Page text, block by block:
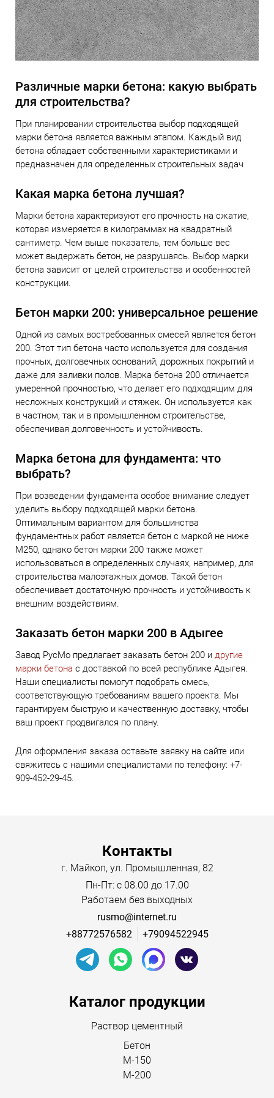
Различные марки бетона: какую выбрать
для строительства?
При планировании строительства выбор подходящей
марки бетона является важным этапом. Каждый вид
бетона обладает собственными характеристиками и
предназначен для определенных строительных задач
Какая марка бетона лучшая?
Марки бетона характеризуют его прочность на сжатие,
которая измеряется в килограммах на квадратный
сантиметр. Чем выше показатель, тем больше вес
может выдержать бетон, не разрушаясь. Выбор марки
бетона зависит от целей строительства и особенностей
конструкции.
Бетон марки 200: универсальное решение
Одной из самых востребованных смесей является бетон
200. Этот тип бетона часто используется для создания
прочных, долговечных оснований, дорожных покрытий и
даже для заливки полов. Марка бетона 200 отличается
умеренной прочностью, что делает его подходящим для
несложных конструкций и стяжек. Он используется как
в частном, так и в промышленном строительстве,
обеспечивая долговечность и устойчивость.
Марка бетона для фундамента: что
выбрать?
При возведении фундамента особое внимание следует
уделить выбору подходящей марки бетона.
Оптимальным вариантом для большинства
фундаментных работ является бетон с маркой не ниже
М250, однако бетон марки 200 также может
использоваться в определенных случаях, например, для
строительства малоэтажных домов. Такой бетон
обеспечивает достаточную прочность и устойчивость к
внешним воздействиям.
Заказать бетон марки 200 в Адыгее
Завод РусМо предлагает заказать бетон 200 и другие
марки бетона с доставкой по всей республике Адыгея.
Наши специалисты помогут подобрать смесь,
соответствующую требованиям вашего проекта. Мы
гарантируем быструю и качественную доставку, чтобы
ваш проект продвигался по плану.
Для оформления заказа оставьте заявку на сайте или
свяжитесь с нашими специалистами по телефону: +7-
909-452-29-45.
Контакты
г. Майкоп, ул. Промышленная, 82
Пн-Пт: с 08.00 до 17.00
Работаем без выходных
rusmo@internet.ru
+88772576582
+79094522945
Menu footerКаталог продукции
Раствор цементный
Бетон
М-150
М-200